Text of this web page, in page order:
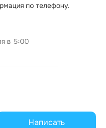
по телефону.
в 5:00